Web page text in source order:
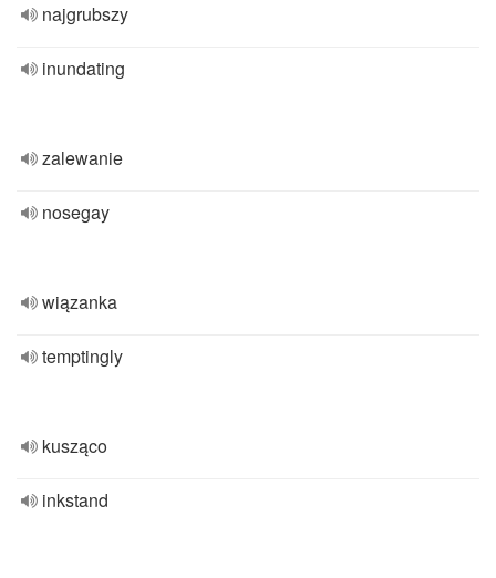
najgrubszy
inundating
zalewanie
nosegay
wiązanka
temptingly
kusząco
inkstand